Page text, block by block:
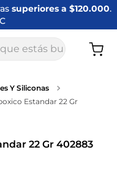
superiores a $120.000.
buscando
Y Siliconas
Estandar 22 Gr
22 Gr 402883